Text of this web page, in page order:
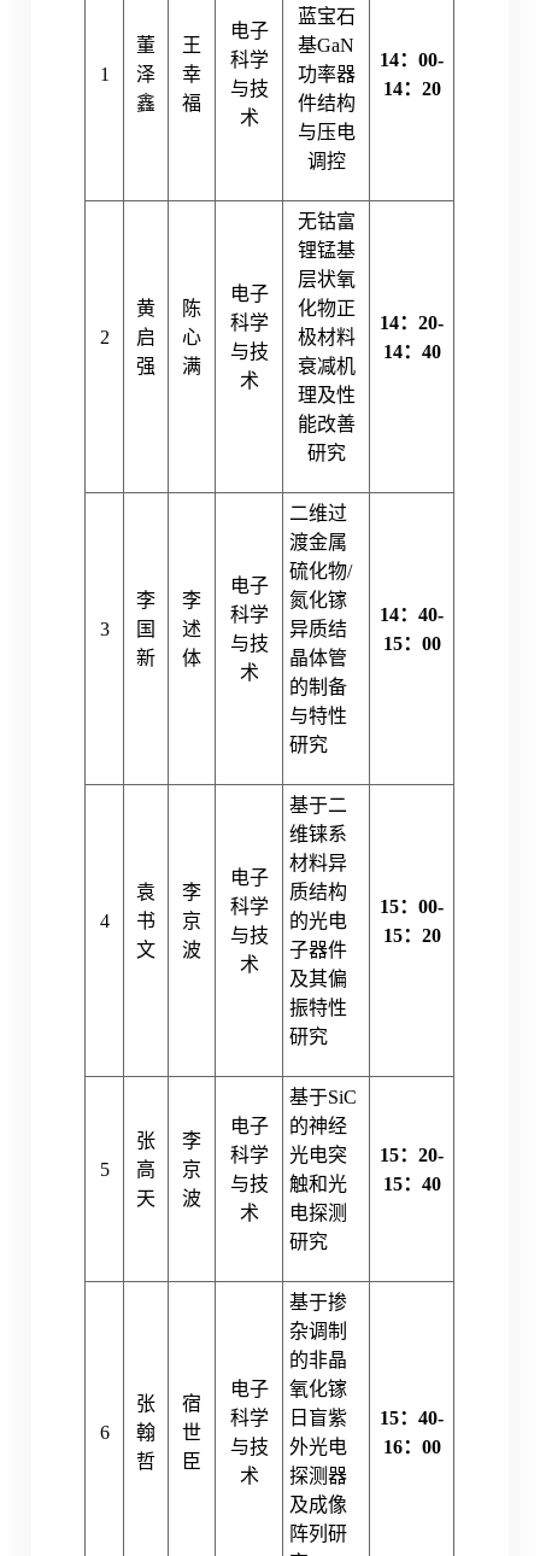
1
董
泽
鑫
王
幸
福
电子
科学
与技
术
蓝宝石
基GaN
功率器
件结构
与压电
调控
14：00-
14：20
2
黄
启
强
陈
心
满
电子
科学
与技
术
无钴富
锂锰基
层状氧
化物正
极材料
衰减机
理及性
能改善
研究
14：20-
14：40
3
李
国
新
李
述
体
电子
科学
与技
术
二维过
渡金属
硫化物/
氮化镓
异质结
晶体管
的制备
与特性
研究
14：40-
15：00
4
袁
书
文
李
京
波
电子
科学
与技
术
基于二
维铼系
材料异
质结构
的光电
子器件
及其偏
振特性
研究
15：00-
15：20
5
张
高
天
李
京
波
电子
科学
与技
术
基于SiC
的神经
光电突
触和光
电探测
研究
15：20-
15：40
6
张
翰
哲
宿
世
臣
电子
科学
与技
术
基于掺
杂调制
的非晶
氧化镓
日盲紫
外光电
探测器
及成像
阵列研
15：40-
16：00